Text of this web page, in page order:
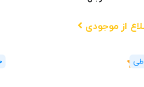
از موجودی